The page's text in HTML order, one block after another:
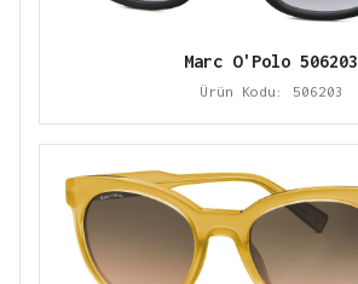
Marc O'Polo 506203
Ürün Kodu: 506203